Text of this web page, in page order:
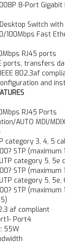
8-Port
Switch
100Mbps Fast
RJ45 ports
ports, transfers
802.3af
and
RJ45 Ports
AUTO MDI/MDIX
category 3, 4, 5
STP (maximum
UTP category 5,
STP (maximum
UTP category 5,
STP (maximum
af compliant
Port4
55W